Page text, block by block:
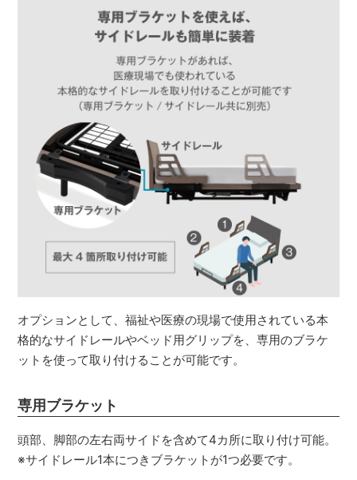
オプションとして、福祉や医療の現場で使用されている本
格的なサイドレールやベッド用グリップを、専用のブラケ
ットを使って取り付けることが可能です。
専用ブラケット
頭部、脚部の左右両サイドを含めて4カ所に取り付け可能。
※サイドレール1本につきブラケットが1つ必要です。